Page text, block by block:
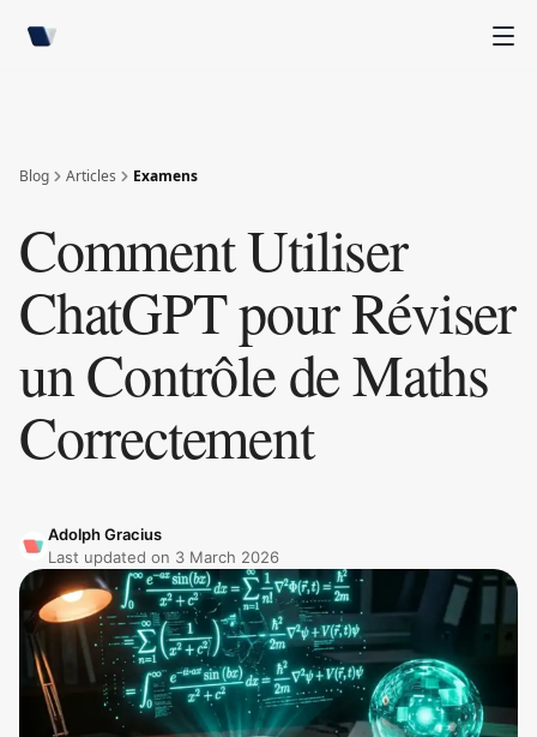
Blog Articles Examens
Comment Utiliser
ChatGPT pour Réviser
un Contrôle de Maths
Correctement
Adolph Gracius
Last updated on 3 March 2026